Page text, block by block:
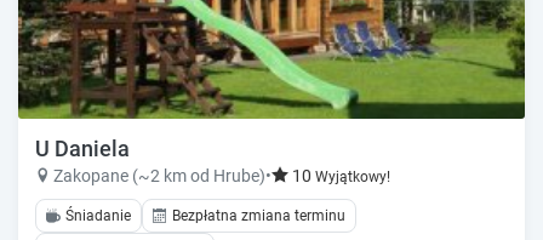
U Daniela
Zakopane (~2 km od Hrube)• 10 Wyjątkowy!
Śniadanie
Bezpłatna zmiana terminu